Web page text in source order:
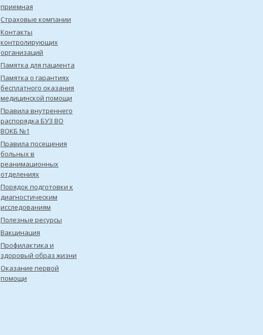
приемная
Страховые компании
Контакты
контролирующих
организаций
Памятка для пациента
Памятка о гарантиях
бесплатного оказания
медицинской помощи
Правила внутреннего
распорядка БУЗ ВО
ВОКБ №1
Правила посещения
больных в
реанимационных
отделениях
Порядок подготовки к
диагностическим
исследованиям
Полезные ресурсы
Вакцинация
Профилактика и
здоровый образ жизни
Оказание первой
помощи